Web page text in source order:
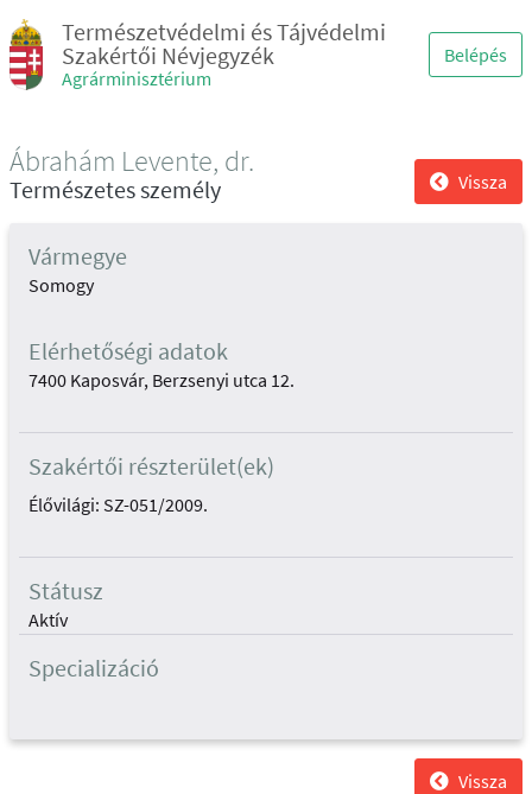
Természetvédelmi és Tájvédelmi
Szakértői Névjegyzék
Agrárminisztérium
Belépés
Ábrahám Levente, dr.
Természetes személy Vissza
Vármegye
Somogy
Elérhetőségi adatok
7400 Kaposvár, Berzsenyi utca 12.
Szakértői részterület(ek)
Élővilági: SZ-051/2009.
Státusz
Aktív
Specializáció
Vissza